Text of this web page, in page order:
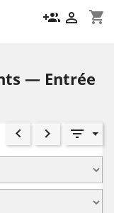
shopping_cart
group_add 
— Entrée
keyboard_arrow_left keyboard_arrow_right filter_list